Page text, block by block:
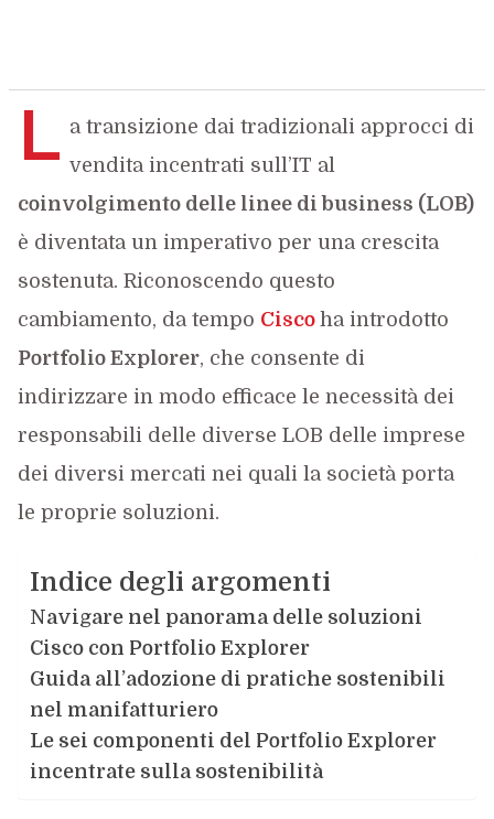
L a transizione dai tradizionali approcci di
vendita incentrati sull’IT al
coinvolgimento delle linee di business (LOB)
è diventata un imperativo per una crescita
sostenuta. Riconoscendo questo
cambiamento, da tempo Cisco ha introdotto
Portfolio Explorer, che consente di
indirizzare in modo efficace le necessità dei
responsabili delle diverse LOB delle imprese
dei diversi mercati nei quali la società porta
le proprie soluzioni.
Indice degli argomenti
Navigare nel panorama delle soluzioni
Cisco con Portfolio Explorer
Guida all’adozione di pratiche sostenibili
nel manifatturiero
Le sei componenti del Portfolio Explorer
incentrate sulla sostenibilità